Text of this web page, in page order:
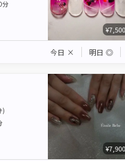
分
¥7,500
今日 × 明日 ◎
)
¥7,900